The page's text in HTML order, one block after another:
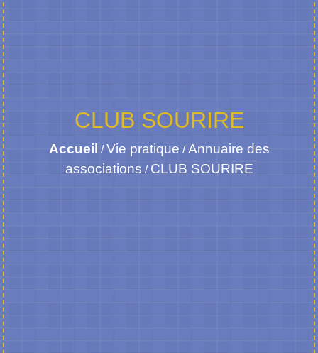
CLUB SOURIRE
Accueil /Vie pratique /Annuaire des
associations / CLUB SOURIRE